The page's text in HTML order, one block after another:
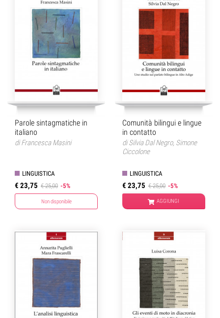
Parole sintagmatiche in
italiano
diFrancesca Masini
LINGUISTICA
€ 23,75 € 25,00 -5%
Non disponibile
Comunità bilingui e lingue
in contatto
diSilvia Dal Negro, Simone
Ciccolone
LINGUISTICA
€ 23,75 € 25,00 -5%
AGGIUNGI